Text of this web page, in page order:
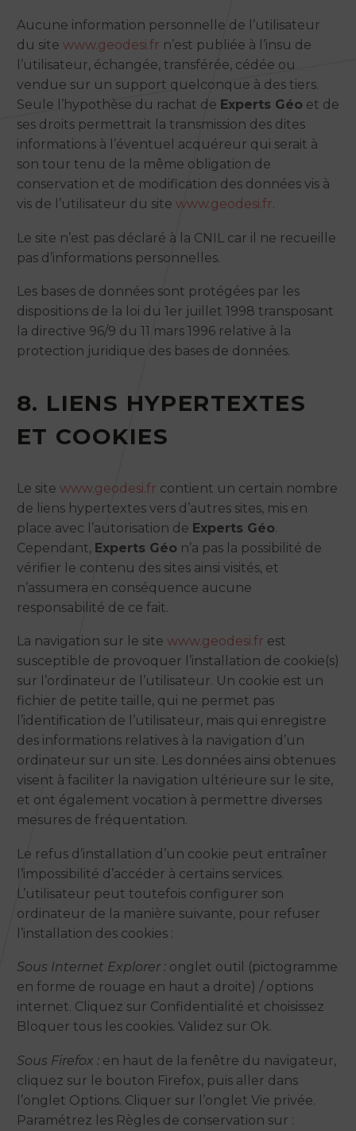
Aucune information personnelle de l’utilisateur
du site www.geodesi.fr n’est publiée à l’insu de
l’utilisateur, échangée, transférée, cédée ou
vendue sur un support quelconque à des tiers.
Seule l’hypothèse du rachat de Experts Géo et de
ses droits permettrait la transmission des dites
informations à l’éventuel acquéreur qui serait à
son tour tenu de la même obligation de
conservation et de modification des données vis à
vis de l’utilisateur du site www.geodesi.fr.
Le site n’est pas déclaré à la CNIL car il ne recueille
pas d’informations personnelles.
Les bases de données sont protégées par les
dispositions de la loi du 1er juillet 1998 transposant
la directive 96/9 du 11 mars 1996 relative à la
protection juridique des bases de données.
8. LIENS HYPERTEXTES
ET COOKIES
Le site www.geodesi.fr contient un certain nombre
de liens hypertextes vers d’autres sites, mis en
place avec l’autorisation de Experts Géo.
Cependant, Experts Géo n’a pas la possibilité de
vérifier le contenu des sites ainsi visités, et
n’assumera en conséquence aucune
responsabilité de ce fait.
La navigation sur le site www.geodesi.fr est
susceptible de provoquer l’installation de cookie(s)
sur l’ordinateur de l’utilisateur. Un cookie est un
fichier de petite taille, qui ne permet pas
l’identification de l’utilisateur, mais qui enregistre
des informations relatives à la navigation d’un
ordinateur sur un site. Les données ainsi obtenues
visent à faciliter la navigation ultérieure sur le site,
et ont également vocation à permettre diverses
mesures de fréquentation.
Le refus d’installation d’un cookie peut entraîner
l’impossibilité d’accéder à certains services.
L’utilisateur peut toutefois configurer son
ordinateur de la manière suivante, pour refuser
l’installation des cookies :
Sous Internet Explorer : onglet outil (pictogramme
en forme de rouage en haut a droite) / options
internet. Cliquez sur Confidentialité et choisissez
Bloquer tous les cookies. Validez sur Ok.
Sous Firefox : en haut de la fenêtre du navigateur,
cliquez sur le bouton Firefox, puis aller dans
l’onglet Options. Cliquer sur l’onglet Vie privée.
Paramétrez les Règles de conservation sur :